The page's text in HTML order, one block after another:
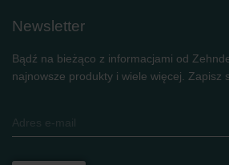
Newsletter
Bądź na bieżąco z informacjami od
najnowsze produkty i wiele więcej. Zapisz